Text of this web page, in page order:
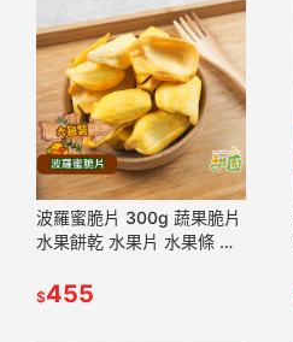
波羅蜜脆片 300g 蔬果脆片
水果餅乾 水果片 水果條 乾
園】
$455